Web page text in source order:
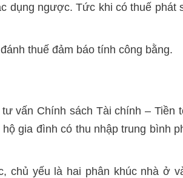
dụng ngược. Tức khi có thuế phát
thuế đảm báo tính công bằng.
vấn Chính sách Tài chính – Tiền
gia đình có thu nhập trung bình
chủ yếu là hai phân khúc nhà ở